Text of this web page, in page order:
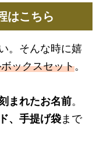
はこちら
。そんな時に嬉
ックスセット。
まれたお名前。
、手提げ袋まで